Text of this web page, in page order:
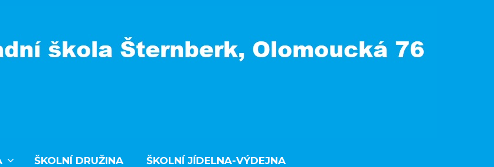
ŠKOLNÍ DRUŽINA ŠKOLNÍ JÍDELNA-VÝDEJNA